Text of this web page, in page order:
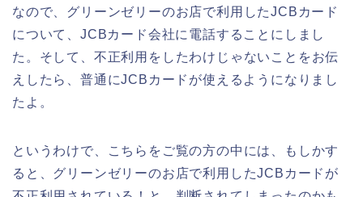
なので、グリーンゼリーのお店で利用したJCBカード
について、JCBカード会社に電話することにしまし
た。そして、不正利用をしたわけじゃないことをお伝
えしたら、普通にJCBカードが使えるようになりまし
たよ。
というわけで、こちらをご覧の方の中には、もしかす
ると、グリーンゼリーのお店で利用したJCBカードが